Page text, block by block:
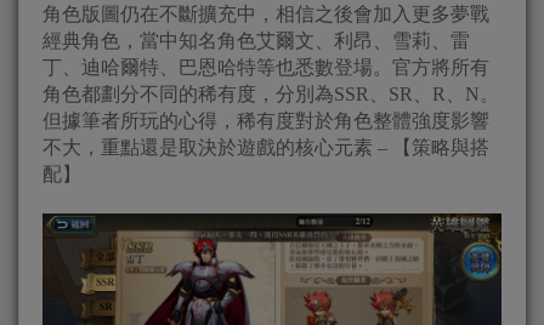
角色版圖仍在不斷擴充中，相信之後會加入更多夢戰
經典角色，當中知名角色艾爾文、利昂、雪莉、雷
丁、迪哈爾特、巴恩哈特等也悉數登場。官方將所有
角色都劃分不同的稀有度，分別為SSR、SR、R、N。
但據筆者所玩的心得，稀有度對於角色整體強度影響
不大，重點還是取決於遊戲的核心元素 – 【策略與搭
配】